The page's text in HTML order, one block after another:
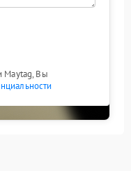
Maytag, Вы